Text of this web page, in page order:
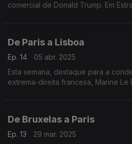
comercial de Donald Trump. Em
De Paris a Lisboa
Ep. 14
05 abr. 2025
Esta semana, destaque para a
extrema-direita francesa, Marine Le
De Bruxelas a Paris
Ep. 13
29 mar. 2025